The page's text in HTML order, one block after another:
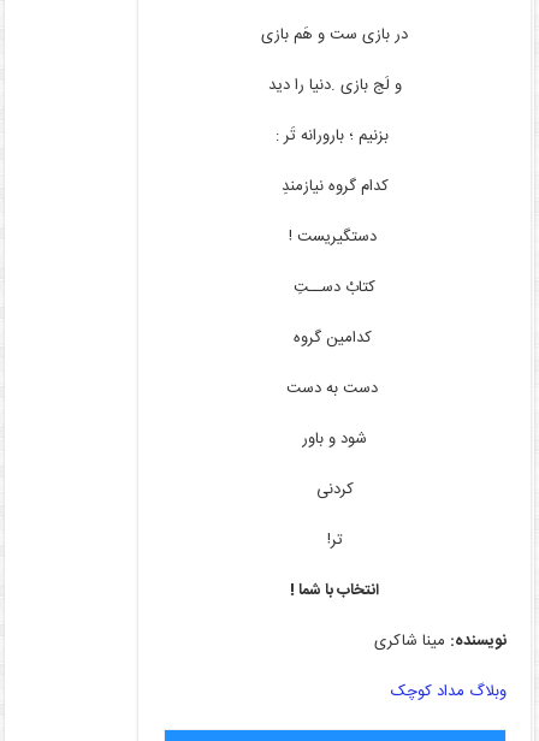
در بازی ست و هَم بازی
و لَج بازی .دنیا را دید
بزنیم ؛ بارورانه تَر :
کدام گروه نیازمندِ
دستگیریست !
کتابْ دســتِ
کدامین گروه
دست به دست
شود و باور
کردنی
تر!
انتخاب با شما !
نویسنده: مینا شاکری
وبلاگ مداد کوچک